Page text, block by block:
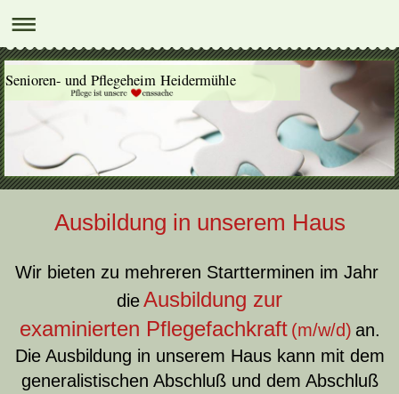
Senioren- und Pflegeheim Heidermühle
Ausbildung in unserem Haus
Wir bieten zu mehreren Startterminen im Jahr
dieAusbildung zur
examinierten Pflegefachkraft (m/w/d) an.
Die Ausbildung in unserem Haus kann mit dem
generalistischen Abschluß und dem Abschluß